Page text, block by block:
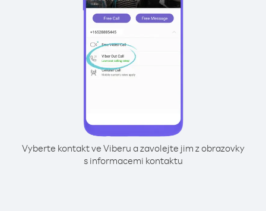
Vyberte kontakt ve Viberu a zavolejte jim z obrazovky
s informacemi kontaktu